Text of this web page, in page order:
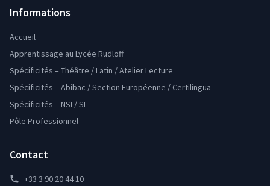
Informations
Accueil
Apprentissage au Lycée Rudloff
Spécificités – Théâtre / Latin / Atelier Lecture
Spécificités – Abibac / Section Européenne / Certilingua
Spécificités – NSI / SI
Pôle Professionnel
Contact
+33 3 90 20 44 10